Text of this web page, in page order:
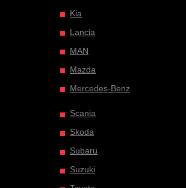
Kia
Lancia
MAN
Mazda
Mercedes-Benz
Scania
Skoda
Subaru
Suzuki